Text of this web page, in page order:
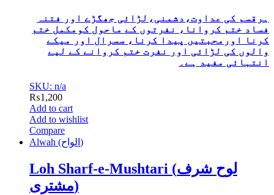
ہرقسم کی عداوت،دشمنی،لڑائی جھگڑے اور فتنہ
فساد ختم کروانا، نفرتوں کے ماحول کومکمل ختم
کرنا اورمحبتیں پیدا کرنا، سسرال اور میکے
والوں کی لڑائی اور نفرت ختم کروانے کے لیے
انتہائی مفید ہے۔
SKU: n/a
₨1,200
Add to cart
Add to wishlist
Compare
Alwah (الواح)
Loh Sharf-e-Mushtari (لوح شرف
مشتری)